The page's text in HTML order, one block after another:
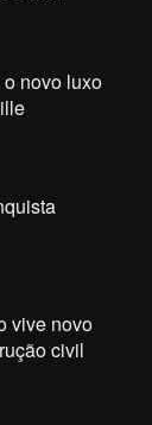
novo luxo
vive novo
civil